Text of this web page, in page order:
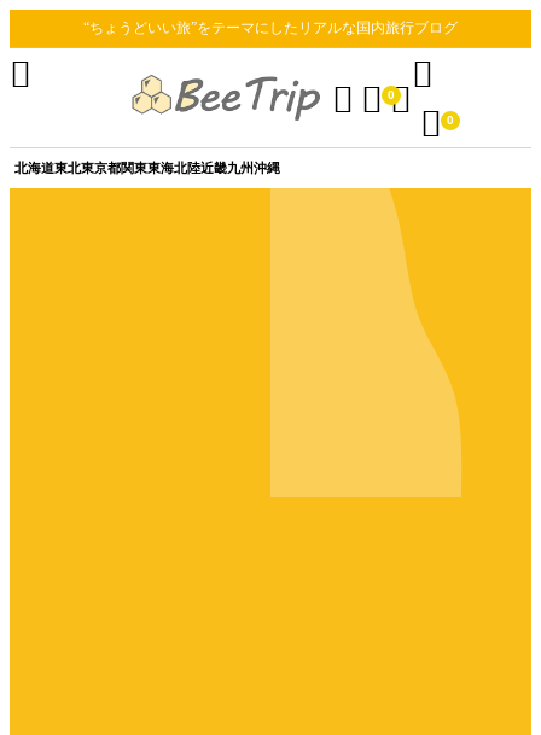
“ちょうどいい旅”をテーマにしたリアルな国内旅行ブログ
北海道東北東京都関東東海北陸近畿九州沖縄
  0

 0
